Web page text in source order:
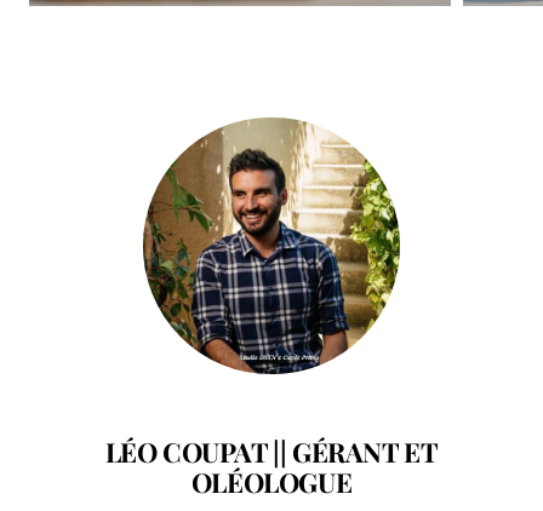
LÉO COUPAT || GÉRANT ET
OLÉOLOGUE